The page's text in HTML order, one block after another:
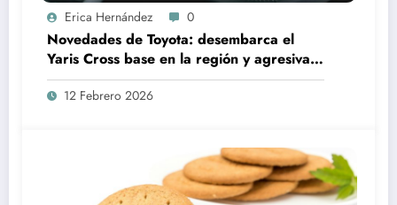
Erica Hernández 0
Novedades de Toyota: desembarca el
Yaris Cross base en la región y agresiva
estrategia de precios para sus eléctricos
12 Febrero 2026